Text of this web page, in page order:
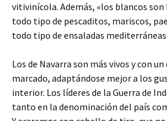
vitivinícola. Además, «los blancos
todo tipo de pescaditos, mariscos,
todo tipo de ensaladas
Los de Navarra son más vivos y con
marcado, adaptándose mejor a los
interior. Los líderes de la Guerra de
tanto en la denominación del país